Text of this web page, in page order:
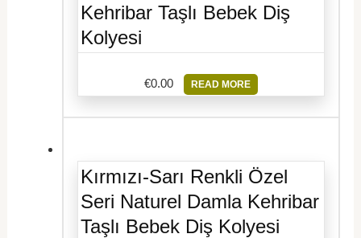
Kehribar Taşlı Bebek Diş
Kolyesi
€0.00 READ MORE
Kırmızı-Sarı Renkli Özel
Seri Naturel Damla Kehribar
Taşlı Bebek Diş Kolyesi